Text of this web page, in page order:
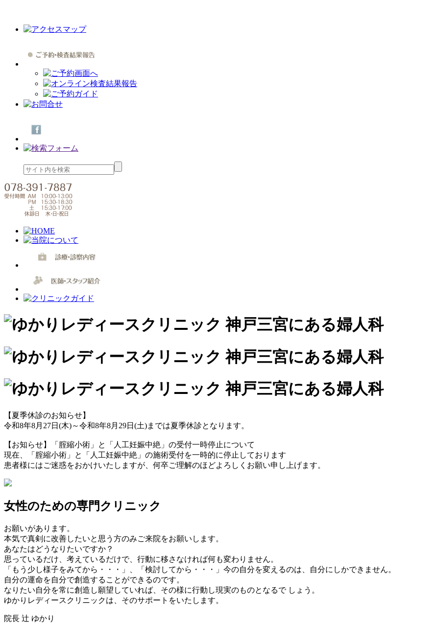
【夏季休診のお知らせ】
令和8年8月27日(木)～令和8年8月29日(土)までは夏季休診となります。
【お知らせ】「腟縮小術」と「人工妊娠中絶」の受付一時停止について
現在、「腟縮小術」と「人工妊娠中絶」の施術受付を一時的に停止しております
患者様にはご迷惑をおかけいたしますが、何卒ご理解のほどよろしくお願い申し上げます。
女性のための専門クリニック
お願いがあります。
本気で真剣に改善したいと思う方のみご来院をお願いします。
あなたはどうなりたいですか？
思っているだけ、考えているだけで、行動に移さなければ何も変わりません。
「もう少し様子をみてから・・・」、「検討してから・・・」今の自分を変えるのは、自分にしかできません。
自分の運命を自分で創造することができるのです。
なりたい自分を常に創造し願望していれば、その様に行動し現実のものとなるで しょう。
ゆかりレディースクリニックは、そのサポートをいたします。
院長 辻 ゆかり